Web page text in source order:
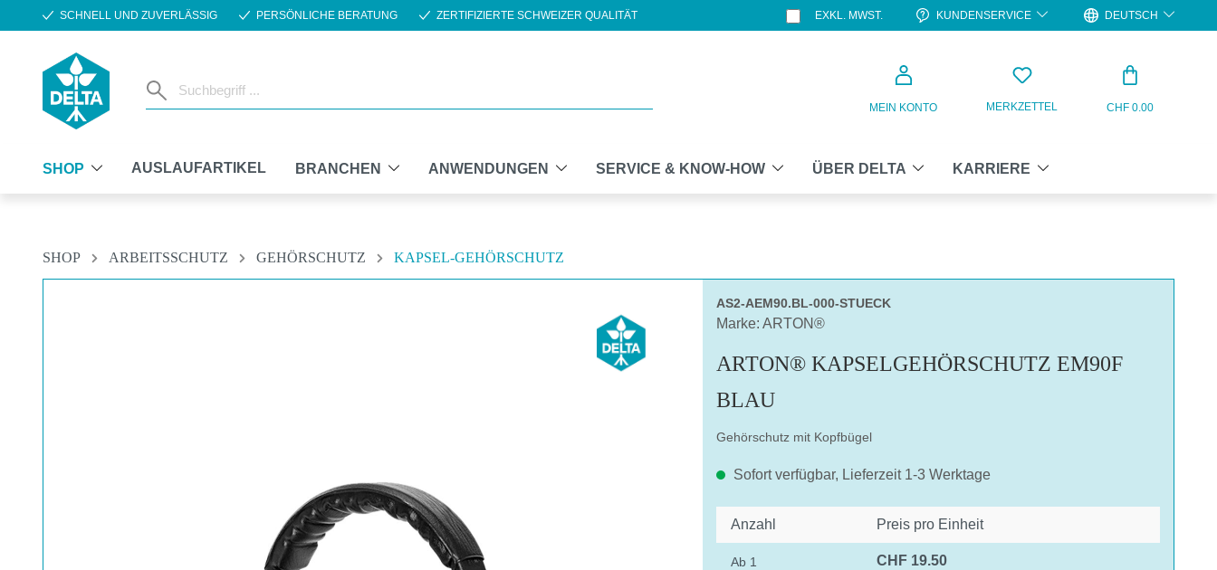
Hauptinhalt springen
Zur Suche springen
Zur Hauptnavigation springen
SCHNELL UND ZUVERLÄSSIG PERSÖNLICHE BERATUNG ZERTIFIZIERTE SCHWEIZER QUALITÄT EXKL. MWST. KUNDENSERVICE DEUTSCH
MEIN KONTO MERKZETTEL CHF 0.00
SHOP AUSLAUFARTIKEL BRANCHEN ANWENDUNGEN SERVICE & KNOW-HOW ÜBER DELTA KARRIERE
SHOP ARBEITSSCHUTZ GEHÖRSCHUTZ
KAPSEL-GEHÖRSCHUTZ
AS2-AEM90.BL-000-STUECK
Marke: ARTON®
ARTON® KAPSELGEHÖRSCHUTZ EM90F
BLAU
Gehörschutz mit Kopfbügel
Sofort verfügbar, Lieferzeit 1-3 Werktage
Anzahl Preis pro Einheit
Ab 1 CHF 19.50